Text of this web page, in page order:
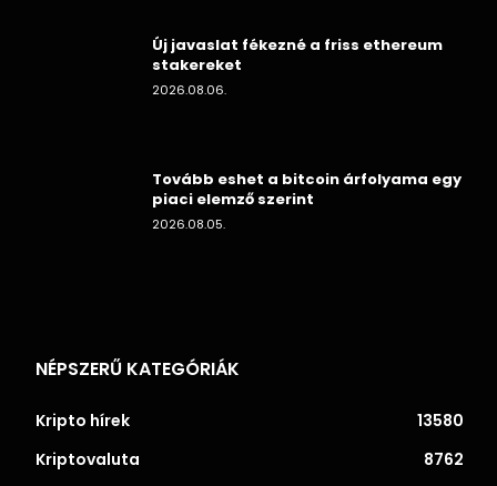
Új javaslat fékezné a friss ethereum
stakereket
2026.08.06.
Tovább eshet a bitcoin árfolyama egy
piaci elemző szerint
2026.08.05.
NÉPSZERŰ KATEGÓRIÁK
Kripto hírek
13580
Kriptovaluta
8762